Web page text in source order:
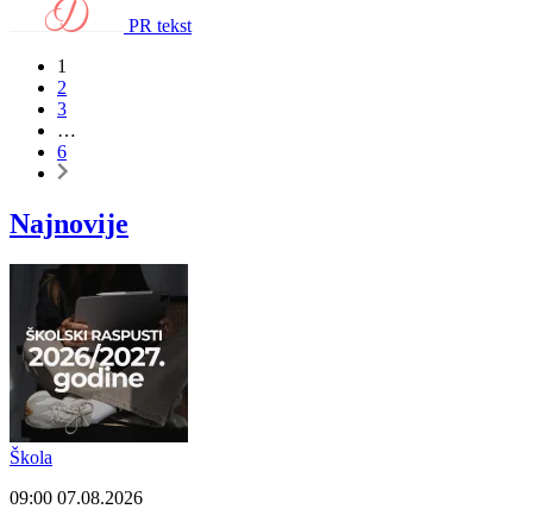
PR tekst
1
2
3
…
6
Najnovije
Škola
09:00 07.08.2026